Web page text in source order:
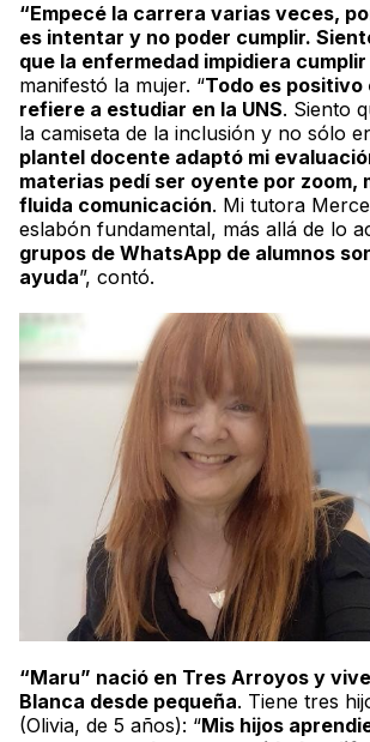
“Empecé la carrera varias veces,
es intentar y no poder cumplir.
que la enfermedad impidiera cumplir
manifestó la mujer. “Todo es positivo
refiere a estudiar en la UNS. Siento
la camiseta de la inclusión y no sólo
plantel docente adaptó mi
materias pedí ser oyente por zoom,
fluida comunicación. Mi tutora
eslabón fundamental, más allá de lo
grupos de WhatsApp de alumnos
ayuda”, contó.
“Maru” nació en Tres Arroyos y
Blanca desde pequeña. Tiene tres
(Olivia, de 5 años): “Mis hijos